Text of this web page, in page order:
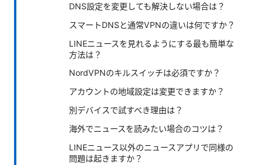
DNS設定を変更しても解決しない場合は？
スマートDNSと通常VPNの違いは何ですか？
LINEニュースを見れるようにする最も簡単な
方法は？
NordVPNのキルスイッチは必須ですか？
アカウントの地域設定は変更できますか？
別デバイスで試すべき理由は？
海外でニュースを読みたい場合のコツは？
LINEニュース以外のニュースアプリで同様の
問題は起きますか？